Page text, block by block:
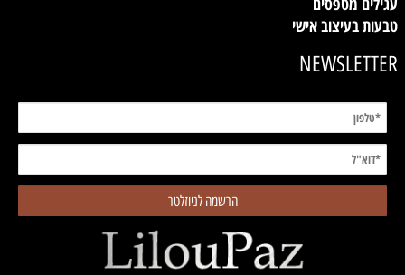
טבעות בעיצוב אישי
NEWSLETTER